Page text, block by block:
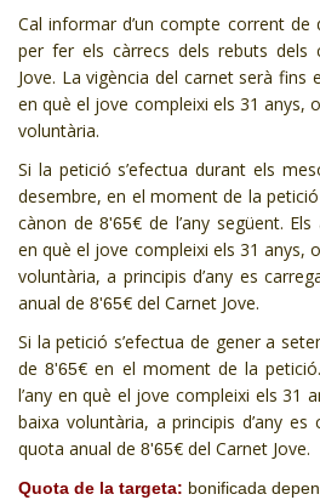
Cal informar d’un compte corrent de
per fer els càrrecs dels rebuts dels
Jove. La vigència del carnet serà fins
en què el jove compleixi els 31 anys,
voluntària.
Si la petició s’efectua durant els
desembre, en el moment de la
cànon de8'65€ de l’any següent.
en què el jove compleixi els 31 anys,
voluntària, a principis d’any es
anual de 8'65€ del Carnet Jove.
Si la petició s’efectua de gener a
de8'65€ en el moment de la
l’any en què el jove compleixi els 31
baixa voluntària, a principis d’any
quota anual de 8'65€ del Carnet Jove.
Quota de la targeta: bonificada